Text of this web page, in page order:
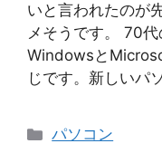
いと言われたのが
メそうです。 70代
Windowsと
じです。新しいパ
カ
パソコン